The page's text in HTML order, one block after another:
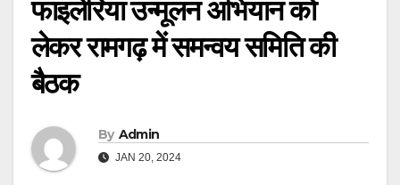
फाइलेरिया उन्मूलन अभियान को
लेकर रामगढ़ में समन्वय समिति की
बैठक
By Admin
JAN 20, 2024